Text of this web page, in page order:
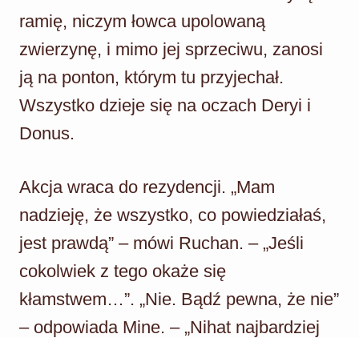
ramię, niczym łowca upolowaną
zwierzynę, i mimo jej sprzeciwu, zanosi
ją na ponton, którym tu przyjechał.
Wszystko dzieje się na oczach Deryi i
Donus.
Akcja wraca do rezydencji. „Mam
nadzieję, że wszystko, co powiedziałaś,
jest prawdą” – mówi Ruchan. – „Jeśli
cokolwiek z tego okaże się
kłamstwem…”. „Nie. Bądź pewna, że nie”
– odpowiada Mine. – „Nihat najbardziej